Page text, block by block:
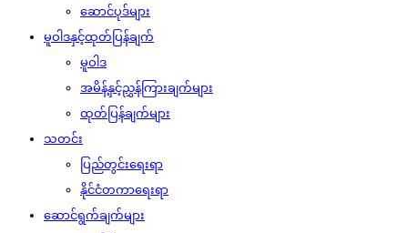
ဆောင်ပုဒ်များ
မူဝါဒနှင့်ထုတ်ပြန်ချက်
မူဝါဒ
အမိန့်နှင့်ညွှန်ကြားချက်များ
ထုတ်ပြန်ချက်များ
သတင်း
ပြည်တွင်းရေးရာ
နိုင်ငံတကာရေးရာ
ဆောင်ရွက်ချက်များ